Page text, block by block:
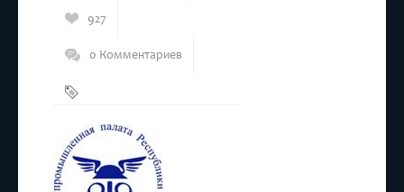
927
0 Комментариев
ТПП РТ